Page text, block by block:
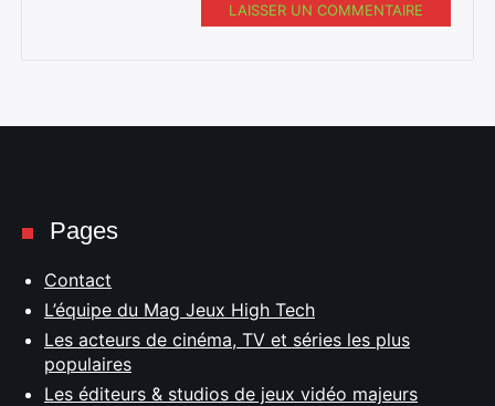
LAISSER UN COMMENTAIRE
Pages
Contact
L’équipe du Mag Jeux High Tech
Les acteurs de cinéma, TV et séries les plus
populaires
Les éditeurs & studios de jeux vidéo majeurs